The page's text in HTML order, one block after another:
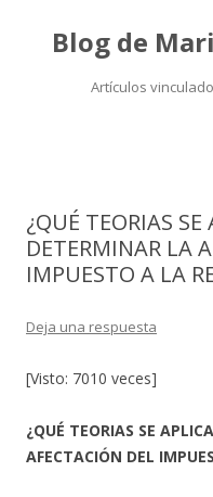
Blog de
Artículos
¿QUÉ TEORIAS
DETERMINAR LA
IMPUESTO A LA
Deja una respuesta
[Visto: 7010 veces]
¿QUÉ TEORIAS SE
AFECTACIÓN DEL